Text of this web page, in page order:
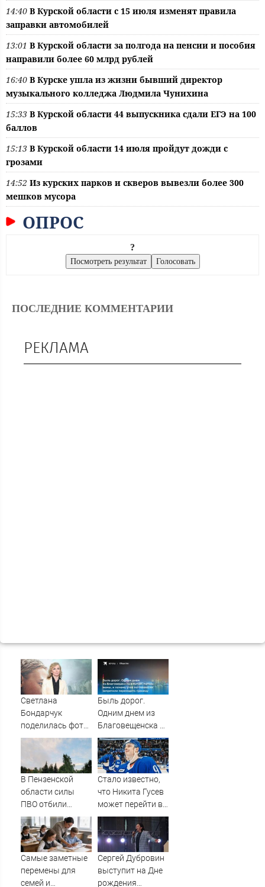
14:40 В Курской области с 15 июля изменят правила
заправки автомобилей
13:01 В Курской области за полгода на пенсии и пособия
направили более 60 млрд рублей
16:40 В Курске ушла из жизни бывший директор
музыкального колледжа Людмила Чунихина
15:33 В Курской области 44 выпускника сдали ЕГЭ на 100
баллов
15:13 В Курской области 14 июля пройдут дожди с
грозами
14:52 Из курских парков и скверов вывезли более 300
мешков мусора
ОПРОС
?
ПОСЛЕДНИЕ КОММЕНТАРИИ
РЕКЛАМА
Светлана
Бондарчук
поделилась фото
из круиза вместе
с сыном
Быль дорог.
Одним днем из
Благовещенска в
Китай, лапша,
мемы, и почему
утке по-пекински
запретили
переходить
В Пензенской
области силы
ПВО отбили
ракетную угрозу
Стало известно,
что Никита Гусев
может перейти в
«Ак Барс»
Самые заметные
перемены для
семей и
Сергей Дубровин
выступит на Дне
рождения